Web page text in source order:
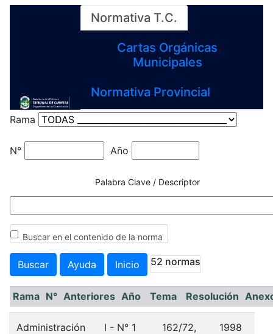
Normativa T.C.
Cartas Orgánicas
Municipales
Normativa Provincial
Rama
N° Año
Palabra Clave / Descriptor
Buscar en el contenido de la norma
52 normas
Rama N° Anteriores Año Tema Resolución
Administración
I - N° 1
162/72,
1998